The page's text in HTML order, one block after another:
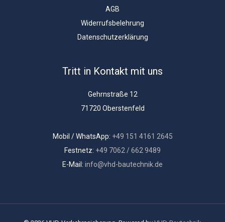
AGB
Widerrufsbelehrung
Datenschutzerklärung
Tritt in Kontakt mit uns
Gehrnstraße 12
71720 Oberstenfeld
Mobil / WhatsApp: +49 151 4161 2645
Festnetz: +49 7062 / 662 9489
E-Mail: info@vhd-bautechnik.de